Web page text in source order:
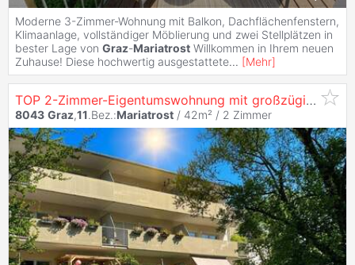
Moderne 3-Zimmer-Wohnung mit Balkon, Dachflächenfenstern,
Klimaanlage, vollständiger Möblierung und zwei Stellplätzen in
bester Lage von Graz-Mariatrost Willkommen in Ihrem neuen
Zuhause! Diese hochwertig ausgestattete... [Mehr]
TOP 2-Zimmer-Eigentumswohnung mit großzügiger Terrasse in sehr guter Lage von
8043 Graz,11.Bez.:Mariatrost / 42m² / 2 Zimmer